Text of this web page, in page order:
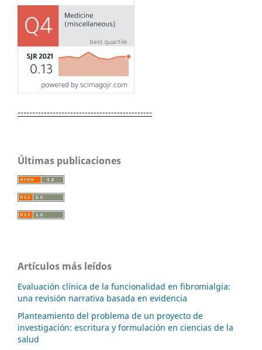
----------------------------------------------
Últimas publicaciones
Artículos más leídos
Evaluación clínica de la funcionalidad en fibromialgia:
una revisión narrativa basada en evidencia
Planteamiento del problema de un proyecto de
investigación: escritura y formulación en ciencias de la
salud